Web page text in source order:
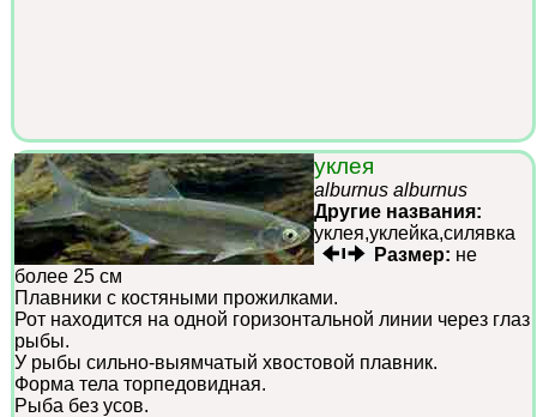
уклея
alburnus alburnus
Другие названия:
уклея,уклейка,силявка
Размер: не
более 25 см
Плавники с костяными прожилками.
Рот находится на одной горизонтальной линии через глаз
рыбы.
У рыбы сильно-выямчатый хвостовой плавник.
Форма тела торпедовидная.
Рыба без усов.